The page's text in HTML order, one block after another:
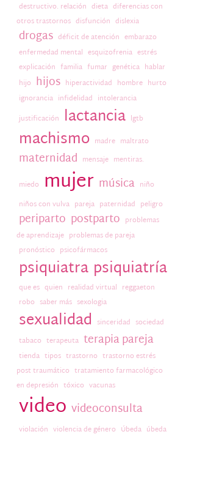
destructivo. relación dieta diferencias con
otros trastornos disfunción dislexia
drogas déficit de atención embarazo
enfermedad mental esquizofrenia estrés
explicación familia fumar genética hablar
hijo hijos hiperactividad hombre hurto
ignorancia infidelidad intolerancia
justificación lactancia lgtb
machismo madre maltrato
maternidad mensaje mentiras.
miedo mujer música niño
niños con vulva pareja paternidad peligro
periparto postparto problemas
de aprendizaje problemas de pareja
pronóstico psicofármacos
psiquiatra psiquiatría
que es quien realidad virtual reggaeton
robo saber más sexologia
sexualidad sinceridad sociedad
tabaco terapeuta terapia pareja
tienda tipos trastorno trastorno estrés
post traumático tratamiento farmacológico
en depresión tóxico vacunas
video videoconsulta
violación violencia de género Úbeda úbeda